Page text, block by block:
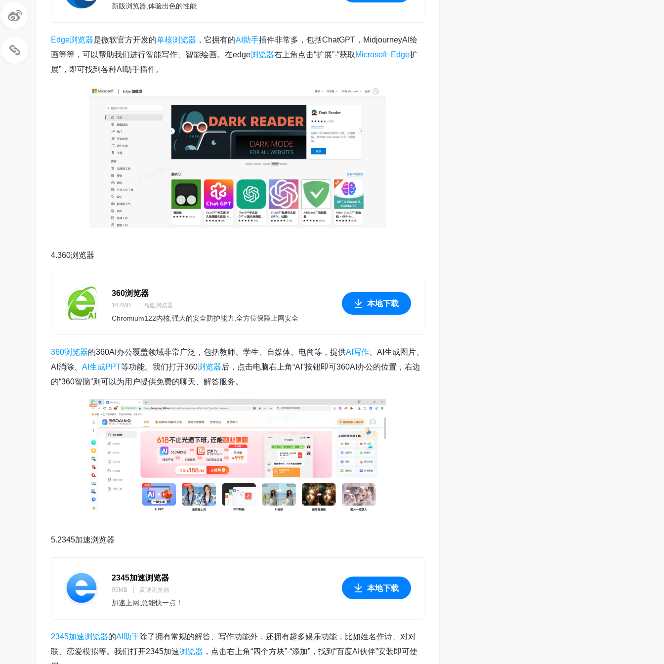
新版浏览器,体验出色的性能
Edge浏览器是微软官方开发的单核浏览器 ，它拥有的AI助手插件非常多，包括ChatGPT，MidjourneyAI绘
画等等，可以帮助我们进行智能写作、智能绘画。在edge浏览器右上角点击“扩展”-“获取 Microsoft Edge扩
展”，即可找到各种AI助手插件。
4.360浏览器
360浏览器
167MB 高速浏览器
Chromium122内核,强大的安全防护能力,全方位保障上网安全
本地下载
360浏览器的360AI办公覆盖领域非常广泛，包括教师、学生、自媒体、电商等，提供AI写作 、AI生成图片、
AI消除、 AI生成PPT等功能。我们打开360浏览器后，点击电脑右上角“AI”按钮即可360AI办公的位置，右边
的“360智脑”则可以为用户提供免费的聊天、解答服务。
5.2345加速浏览器
2345加速浏览器
95MB 高速浏览器
加速上网,总能快一点！
本地下载
2345加速浏览器的AI助手除了拥有常规的解答、写作功能外，还拥有超多娱乐功能，比如姓名作诗、对对
联、恋爱模拟等。我们打开2345加速浏览器 ，点击右上角“四个方块”-“添加”，找到“百度AI伙伴”安装即可使